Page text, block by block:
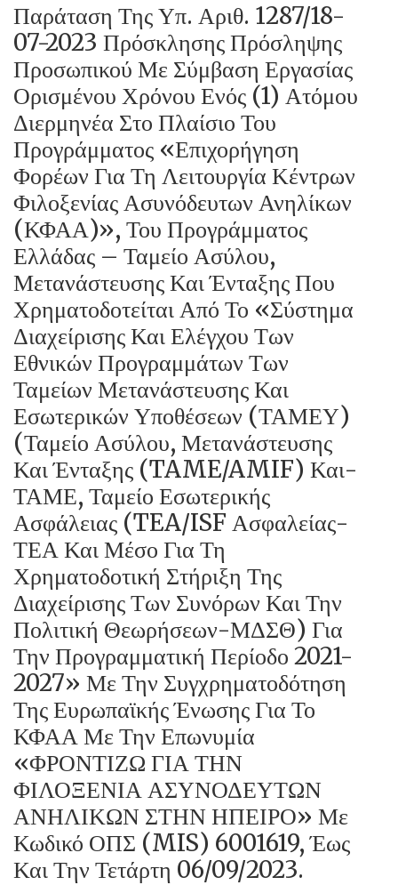
Παράταση Της Υπ. Αριθ. 1287/18-
07-2023 Πρόσκλησης Πρόσληψης
Προσωπικού Με Σύμβαση Εργασίας
Ορισμένου Χρόνου Ενός (1) Ατόμου
Διερμηνέα Στο Πλαίσιο Του
Προγράμματος «Επιχορήγηση
Φορέων Για Τη Λειτουργία Κέντρων
Φιλοξενίας Ασυνόδευτων Ανηλίκων
(ΚΦΑΑ)», Του Προγράμματος
Ελλάδας – Ταμείο Ασύλου,
Μετανάστευσης Και Ένταξης Που
Χρηματοδοτείται Από Το «Σύστημα
Διαχείρισης Και Ελέγχου Των
Εθνικών Προγραμμάτων Των
Ταμείων Μετανάστευσης Και
Εσωτερικών Υποθέσεων (ΤΑΜΕΥ)
(Ταμείο Ασύλου, Μετανάστευσης
Και Ένταξης (TAME/AMIF) Και-
ΤΑΜΕ, Ταμείο Εσωτερικής
Ασφάλειας (TEA/ISF Ασφαλείας-
ΤΕΑ Και Μέσο Για Τη
Χρηματοδοτική Στήριξη Της
Διαχείρισης Των Συνόρων Και Την
Πολιτική Θεωρήσεων-ΜΔΣΘ) Για
Την Προγραμματική Περίοδο 2021-
2027» Με Την Συγχρηματοδότηση
Της Ευρωπαϊκής Ένωσης Για Το
ΚΦΑΑ Με Την Επωνυμία
«ΦΡΟΝΤΙΖΩ ΓΙΑ ΤΗΝ
ΦΙΛΟΞΕΝΙΑ ΑΣΥΝΟΔΕΥΤΩΝ
ΑΝΗΛΙΚΩΝ ΣΤΗΝ ΗΠΕΙΡΟ» Με
Κωδικό ΟΠΣ (MIS) 6001619, Έως
Και Την Τετάρτη 06/09/2023.